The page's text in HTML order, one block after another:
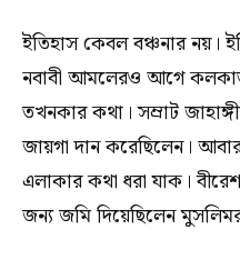
ইতিহাস কেবল বঞ্চনার নয়।
নবাবী আমলেরও আগে
তখনকার কথা। সম্রাট
জায়গা দান করেছিলেন।
এলাকার কথা ধরা যাক।
জন্য জমি দিয়েছিলেন